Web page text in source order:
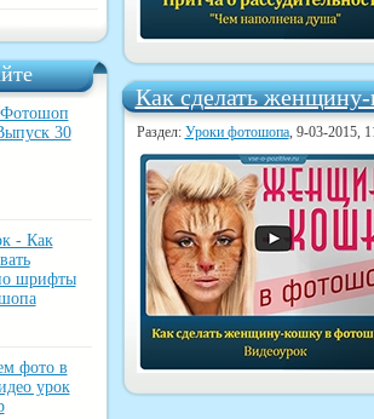
30
- Как
шрифты
фото в
урок
Как сделать
Раздел: Уроки фотошопа, 9-03-2015,